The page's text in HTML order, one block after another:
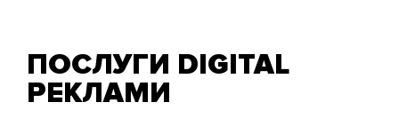
ПОСЛУГИ DIGITAL
РЕКЛАМИ